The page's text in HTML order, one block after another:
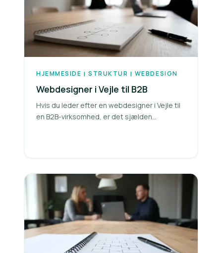
HJEMMESIDE | STRUKTUR | WEBDESIGN
Webdesigner i Vejle til B2B
Hvis du leder efter en webdesigner i Vejle til
en B2B-virksomhed, er det sjælden...